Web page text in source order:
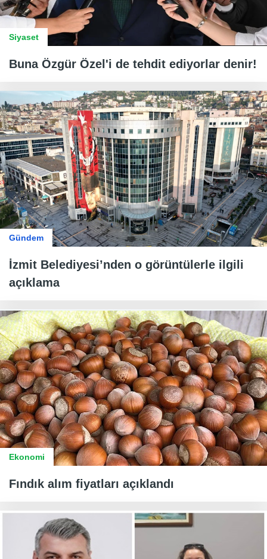
Siyaset
Buna Özgür Özel'i de tehdit ediyorlar denir!
Gündem
İzmit Belediyesi’nden o görüntülerle ilgili
açıklama
Ekonomi
Fındık alım fiyatları açıklandı